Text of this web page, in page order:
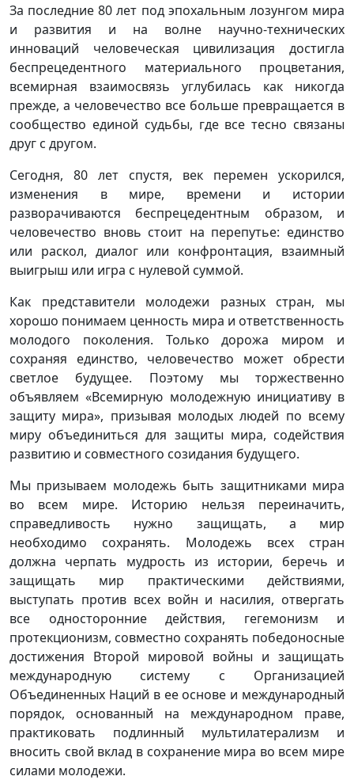
За последние 80 лет под эпохальным лозунгом мира
и развития и на волне научно-технических
инноваций человеческая цивилизация достигла
беспрецедентного материального процветания,
всемирная взаимосвязь углубилась как никогда
прежде, а человечество все больше превращается в
сообщество единой судьбы, где все тесно связаны
друг с другом.
Сегодня, 80 лет спустя, век перемен ускорился,
изменения в мире, времени и истории
разворачиваются беспрецедентным образом, и
человечество вновь стоит на перепутье: единство
или раскол, диалог или конфронтация, взаимный
выигрыш или игра с нулевой суммой.
Как представители молодежи разных стран, мы
хорошо понимаем ценность мира и ответственность
молодого поколения. Только дорожа миром и
сохраняя единство, человечество может обрести
светлое будущее. Поэтому мы торжественно
объявляем «Всемирную молодежную инициативу в
защиту мира», призывая молодых людей по всему
миру объединиться для защиты мира, содействия
развитию и совместного созидания будущего.
Мы призываем молодежь быть защитниками мира
во всем мире. Историю нельзя переиначить,
справедливость нужно защищать, а мир
необходимо сохранять. Молодежь всех стран
должна черпать мудрость из истории, беречь и
защищать мир практическими действиями,
выступать против всех войн и насилия, отвергать
все односторонние действия, гегемонизм и
протекционизм, совместно сохранять победоносные
достижения Второй мировой войны и защищать
международную систему с Организацией
Объединенных Наций в ее основе и международный
порядок, основанный на международном праве,
практиковать подлинный мультилатерализм и
вносить свой вклад в сохранение мира во всем мире
силами молодежи.